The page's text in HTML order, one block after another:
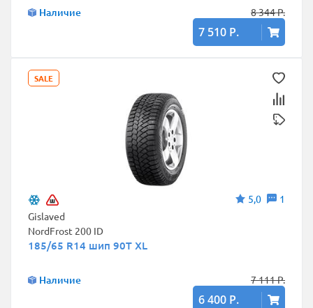
Наличие 8 344 Р.
7 510 Р.
SALE
5,0
1
Gislaved
NordFrost 200 ID
185/65 R14 шип 90T XL
Наличие 7 111 Р.
6 400 Р.